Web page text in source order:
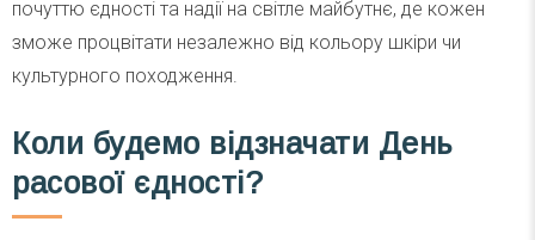
почуттю єдності та надії на світле майбутнє, де кожен
зможе процвітати незалежно від кольору шкіри чи
культурного походження.
Коли будемо відзначати День
расової єдності?